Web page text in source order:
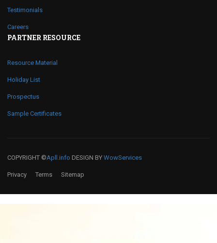
Testimonials
Careers
PARTNER RESOURCE
Resource Material
Holiday List
Prospectus
Sample Certificates
COPYRIGHT ©Apll.info DESIGN BY WowServices
Privacy Terms Sitemap